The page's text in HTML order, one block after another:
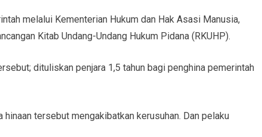
melalui Kementerian Hukum dan Hak Asasi Manusia,
Kitab Undang-Undang Hukum Pidana (RKUHP).
dituliskan penjara 1,5 tahun bagi penghina pemerintah
tersebut mengakibatkan kerusuhan. Dan pelaku